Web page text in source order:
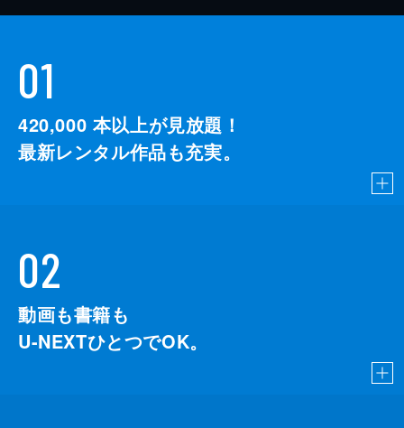
01
420,000 本以上が見放題！
最新レンタル作品も充実。
02
動画も書籍も
U-NEXTひとつでOK。